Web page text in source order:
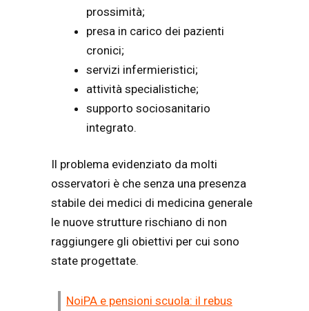
prossimità;
presa in carico dei pazienti
cronici;
servizi infermieristici;
attività specialistiche;
supporto sociosanitario
integrato.
Il problema evidenziato da molti
osservatori è che senza una presenza
stabile dei medici di medicina generale
le nuove strutture rischiano di non
raggiungere gli obiettivi per cui sono
state progettate.
NoiPA e pensioni scuola: il rebus